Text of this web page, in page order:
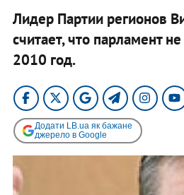
Лидер Партии регионов
считает, что парламент
2010 год.
Додати LB.ua як бажане
джерело в Google